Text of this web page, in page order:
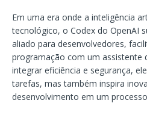
Em uma era onde a inteligência
tecnológico, o Codex do OpenAI
aliado para desenvolvedores,
programação com um assistente
integrar eficiência e segurança,
tarefas, mas também inspira
desenvolvimento em um